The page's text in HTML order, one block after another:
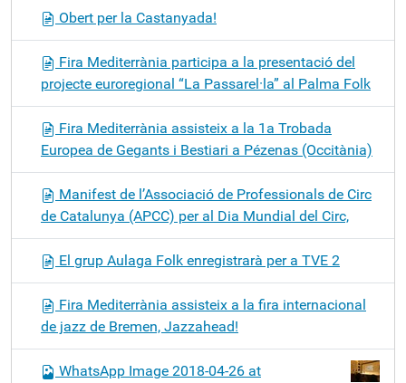
Obert per la Castanyada!
Fira Mediterrània participa a la presentació del
projecte euroregional “La Passarel·la” al Palma Folk
Fira Mediterrània assisteix a la 1a Trobada
Europea de Gegants i Bestiari a Pézenas (Occitània)
Manifest de l’Associació de Professionals de Circ
de Catalunya (APCC) per al Dia Mundial del Circ,
El grup Aulaga Folk enregistrarà per a TVE 2
Fira Mediterrània assisteix a la fira internacional
de jazz de Bremen, Jazzahead!
WhatsApp Image 2018-04-26 at